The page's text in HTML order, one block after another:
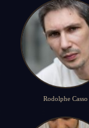
Rodolphe Casso